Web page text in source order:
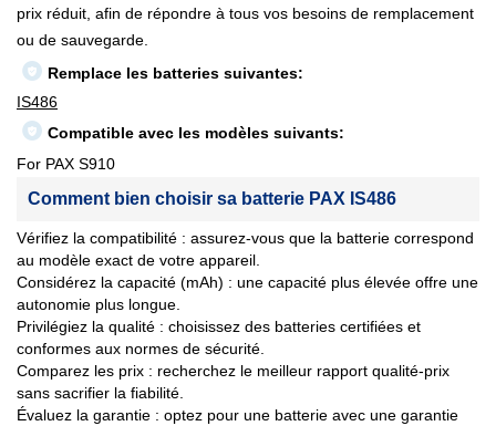
prix réduit, afin de répondre à tous vos besoins de remplacement
ou de sauvegarde.
Remplace les batteries suivantes:
IS486
Compatible avec les modèles suivants:
For PAX S910
Comment bien choisir sa batterie PAX IS486
Vérifiez la compatibilité : assurez-vous que la batterie correspond
au modèle exact de votre appareil.
Considérez la capacité (mAh) : une capacité plus élevée offre une
autonomie plus longue.
Privilégiez la qualité : choisissez des batteries certifiées et
conformes aux normes de sécurité.
Comparez les prix : recherchez le meilleur rapport qualité-prix
sans sacrifier la fiabilité.
Évaluez la garantie : optez pour une batterie avec une garantie